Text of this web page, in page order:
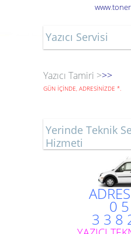
www.toner
Yazıcı Servisi
Yazıcı Tamiri >>>
GÜN İÇİNDE, ADRESİNİZDE *.
Yerinde Teknik
Hizmeti
0
3 3 8